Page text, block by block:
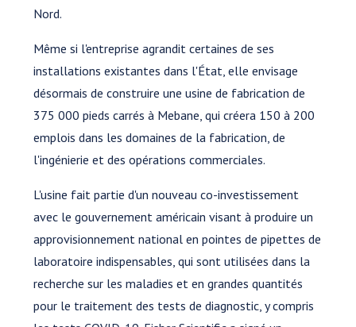
Nord.
Même si l'entreprise agrandit certaines de ses
installations existantes dans l'État, elle envisage
désormais de construire une usine de fabrication de
375 000 pieds carrés à Mebane, qui créera 150 à 200
emplois dans les domaines de la fabrication, de
l'ingénierie et des opérations commerciales.
L'usine fait partie d'un nouveau co-investissement
avec le gouvernement américain visant à produire un
approvisionnement national en pointes de pipettes de
laboratoire indispensables, qui sont utilisées dans la
recherche sur les maladies et en grandes quantités
pour le traitement des tests de diagnostic, y compris